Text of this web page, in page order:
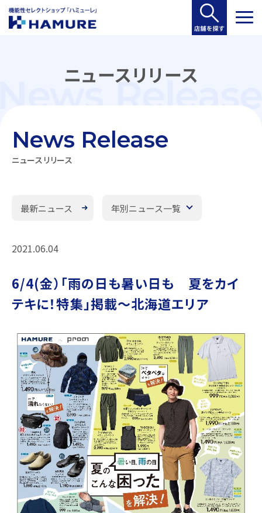
ニュースリリース
ニュースリリース
News Release
最新ニュース 年別ニュース一覧
2021.06.04
6/4(金）「雨の日も暑い日も 夏をカイ
テキに！特集」掲載～北海道エリア